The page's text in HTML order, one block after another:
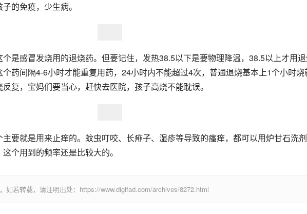
的免疫，少生病。
是感冒发烧用的退烧药。但要记住，发热38.5以下是要物理降温，38.5以上才用
药间隔4-6小时才能重复用药，24小时内不能超过4次，普通退烧基本上1个小时烧
复，宝妈们要当心，赶快去医院，孩子高烧不能耽误。
要就是用来止痒的。蚊虫叮咬、长痱子、湿疹等导致的瘙痒，都可以用炉甘石洗
个用到的频率还是比较大的。
如若转载，请注明出处：https://www.digifad.com/archives/8272.html